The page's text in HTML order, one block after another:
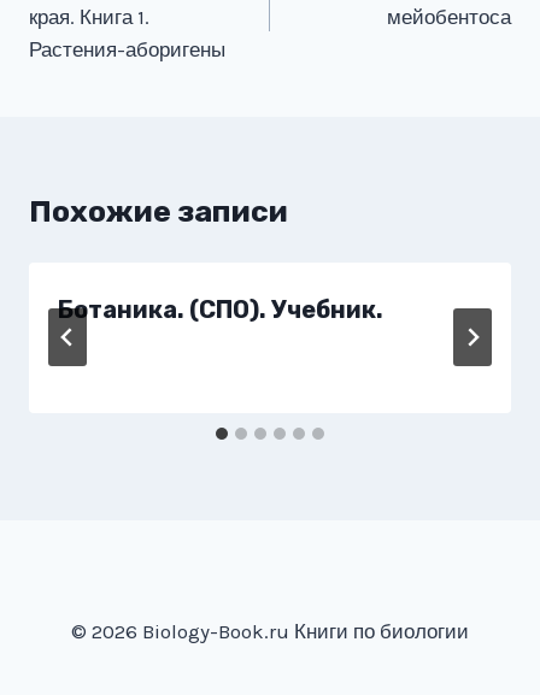
записям
края. Книга 1.
Растения-аборигены
мейобентоса
Похожие записи
Ботаника. (СПО). Учебник.
© 2026 Biology-Book.ru Книги по биологии